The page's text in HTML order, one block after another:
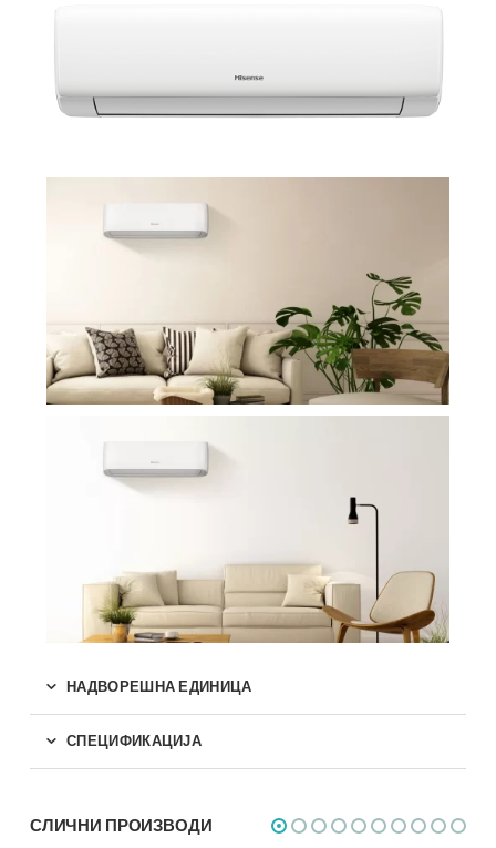
НАДВОРЕШНА ЕДИНИЦА
СПЕЦИФИКАЦИЈА
СЛИЧНИ ПРОИЗВОДИ